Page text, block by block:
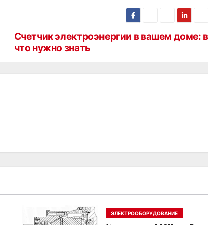
Счетчик электроэнергии в вашем доме:
что нужно знать
ЭЛЕКТРООБОРУДОВАНИЕ